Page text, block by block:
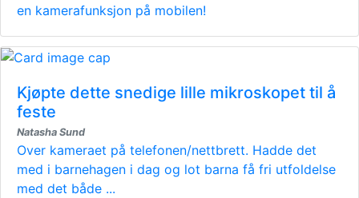
en kamerafunksjon på mobilen!
Kjøpte dette snedige lille mikroskopet til å
feste
Natasha Sund
Over kameraet på telefonen/nettbrett. Hadde det
med i barnehagen i dag og lot barna få fri utfoldelse
med det både ...